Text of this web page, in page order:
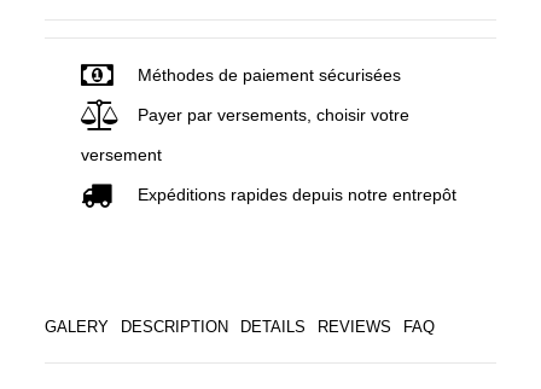
Méthodes de paiement sécurisées
Payer par versements, choisir votre
versement
Expéditions rapides depuis notre entrepôt
GALERY DESCRIPTION DETAILS REVIEWS FAQ